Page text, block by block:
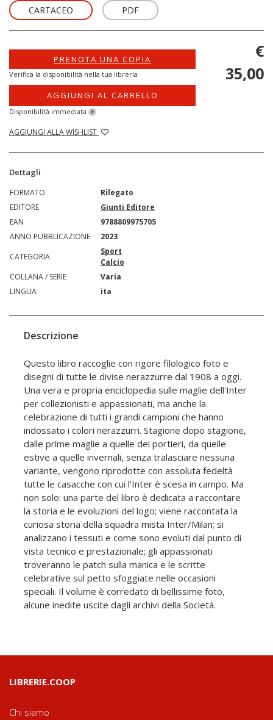
CARTACEO PDF
PRENOTA UNA COPIA
Verifica la disponibilità nella tua libreria
AGGIUNGI AL CARRELLO
Disponibilità immediata ?
AGGIUNGI ALLA WISHLIST
€
35,00
Dettagli
FORMATO
Rilegato
EDITORE
Giunti Editore
EAN
9788809975705
ANNO PUBBLICAZIONE
2023
CATEGORIA
Sport
Calcio
COLLANA / SERIE
Varia
LINGUA
ita
Descrizione
Questo libro raccoglie con rigore filologico foto e
disegni di tutte le divise nerazzurre dal 1908 a oggi.
Una vera e propria enciclopedia sulle maglie dell'Inter
per collezionisti e appassionati, ma anche la
celebrazione di tutti i grandi campioni che hanno
indossato i colori nerazzurri. Stagione dopo stagione,
dalle prime maglie a quelle dei portieri, da quelle
estive a quelle invernali, senza tralasciare nessuna
variante, vengono riprodotte con assoluta fedeltà
tutte le casacche con cui l'Inter è scesa in campo. Ma
non solo: una parte del libro è dedicata a raccontare
la storia e le evoluzioni del logo; viene raccontata la
curiosa storia della squadra mista Inter/Milan; si
analizzano i tessuti e come sono evoluti dal punto di
vista tecnico e prestazionale; gli appassionati
troveranno le patch sulla manica e le scritte
celebrative sul petto sfoggiate nelle occasioni
speciali. Il volume è corredato di bellissime foto,
alcune inedite uscite dagli archivi della Società.
LIBRERIE.COOP
Chi siamo